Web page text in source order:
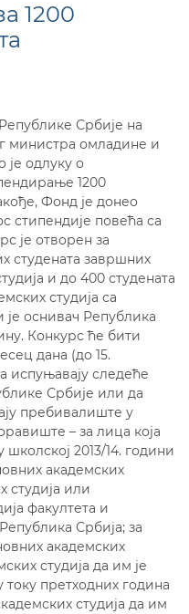
1200
Србије на
министра омладине и
је одлуку о
1200
Фонд је донео
стипендије повећа са
је отворен за
студената завршних
и до 400 студената
студија са
је оснивач Република
Конкурс ће бити
дана (до 15.
испуњавају следеће
Србије или да
пребивалиште у
– за лица која
школској 2013/14. години
академских
студија или
факултета и
Србија; за
академских
студија да им је
претходних година
студија да им